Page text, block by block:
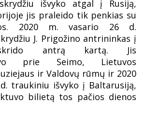
išvyko atgal į Rusiją,
jis praleido tik penkias su
2020 m. vasario 26 d.
J. Prigožino antrininkas į
antrą kartą. Jis
prie Seimo, Lietuvos
ir Valdovų rūmų ir 2020
traukiniu išvyko į Baltarusiją,
bilietą tos pačios dienos